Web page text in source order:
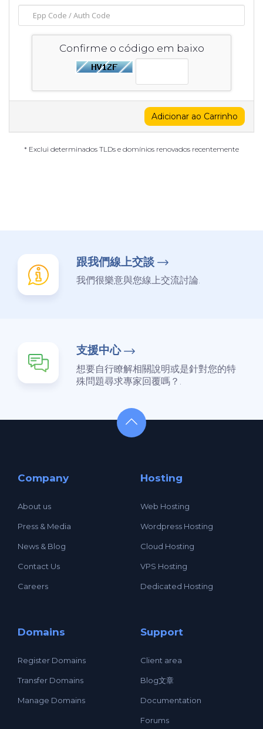
Confirme o código em baixo
Adicionar ao Carrinho
* Exclui determinados TLDs e domínios renovados recentemente
跟我們線上交談
我們很樂意與您線上交流討論.
支援中心
想要自行瞭解相關說明或是針對您的特
殊問題尋求專家回覆嗎？.
Company
About us
Press & Media
News & Blog
Contact Us
Careers
Hosting
Web Hosting
Wordpress Hosting
Cloud Hosting
VPS Hosting
Dedicated Hosting
Domains
Register Domains
Transfer Domains
Manage Domains
Support
Client area
Blog文章
Documentation
Forums